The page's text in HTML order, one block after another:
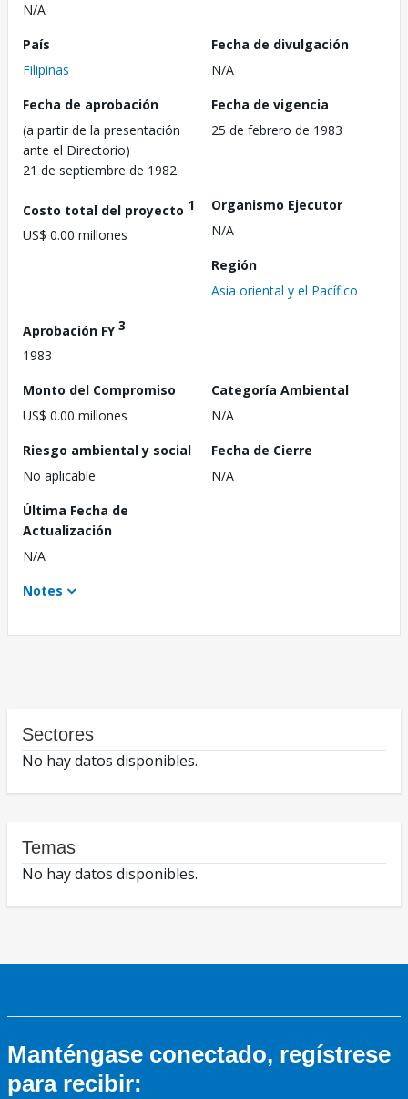
N/A
País
Filipinas
Fecha de divulgación
N/A
Fecha de aprobación
(a partir de la presentación
ante el Directorio)
21 de septiembre de 1982
Fecha de vigencia
25 de febrero de 1983
Costo total del proyecto 1
US$ 0.00 millones
Organismo Ejecutor
N/A
Región
Asia oriental y el Pacífico
Aprobación FY3
1983
Monto del Compromiso
US$ 0.00 millones
Categoría Ambiental
N/A
Riesgo ambiental y social
No aplicable
Fecha de Cierre
N/A
Última Fecha de
Actualización
N/A
Notes
Sectores
No hay datos disponibles.
Temas
No hay datos disponibles.
Manténgase conectado, regístrese
para recibir: